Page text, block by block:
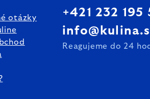
otázky
+421 232 195
Reagujeme do 24